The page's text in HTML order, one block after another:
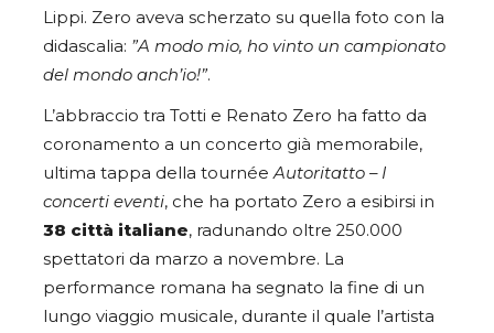
Lippi. Zero aveva scherzato su quella foto con la
didascalia: ”A modo mio, ho vinto un campionato
del mondo anch’io!”.
L’abbraccio tra Totti e Renato Zero ha fatto da
coronamento a un concerto già memorabile,
ultima tappa della tournée Autoritatto – I
concerti eventi, che ha portato Zero a esibirsi in
38 città italiane, radunando oltre 250.000
spettatori da marzo a novembre. La
performance romana ha segnato la fine di un
lungo viaggio musicale, durante il quale l’artista